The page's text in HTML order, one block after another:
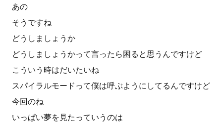
あの
そうですね
どうしましょうか
どうしましょうかって言ったら困ると思うんですけど
こういう時はだいたいね
スパイラルモードって僕は呼ぶようにしてるんですけど
今回のね
いっぱい夢を見たっていうのは